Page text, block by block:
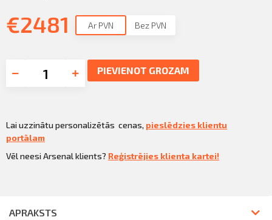
€2481 Ar PVN Bez PVN
PIEVIENOT GROZAM
Lai uzzinātu personalizētās cenas, pieslēdzies klientu
portālam
Vēl neesi Arsenal klients? Reģistrējies klienta kartei!
APRAKSTS